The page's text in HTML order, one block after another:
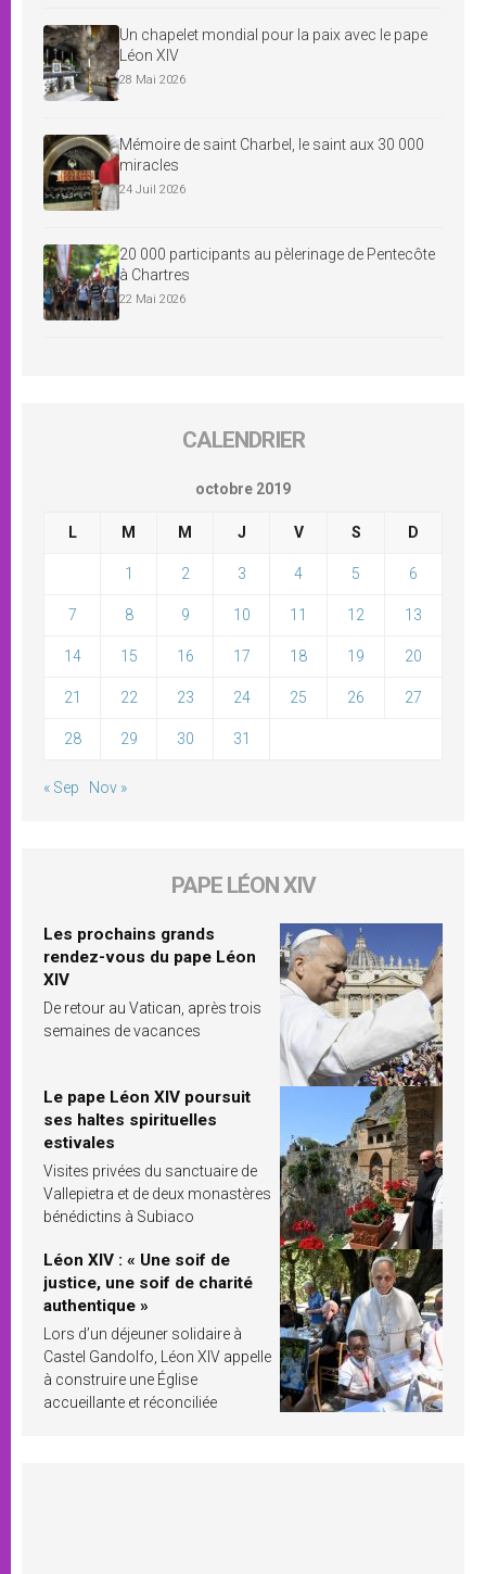
Un chapelet mondial pour la paix avec le pape
Léon XIV
28 Mai 2026
Mémoire de saint Charbel, le saint aux 30 000
miracles
24 Juil 2026
20 000 participants au pèlerinage de Pentecôte
à Chartres
22 Mai 2026
CALENDRIER
octobre 2019
L M M J V S D
1 2 3 4 5 6
7 8 9 10 11 12 13
14 15 16 17 18 19 20
21 22 23 24 25 26 27
28 29 30 31
« Sep Nov »
PAPE LÉON XIV
Les prochains grands
rendez-vous du pape Léon
XIV
De retour au Vatican, après trois
semaines de vacances
Le pape Léon XIV poursuit
ses haltes spirituelles
estivales
Visites privées du sanctuaire de
Vallepietra et de deux monastères
bénédictins à Subiaco
Léon XIV : « Une soif de
justice, une soif de charité
authentique »
Lors d’un déjeuner solidaire à
Castel Gandolfo, Léon XIV appelle
à construire une Église
accueillante et réconciliée